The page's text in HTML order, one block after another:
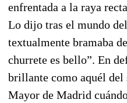
enfrentada a la raya
Lo dijo tras el mundo
textualmente bramaba
churrete es bello”. En
brillante como aquél del
Mayor de Madrid